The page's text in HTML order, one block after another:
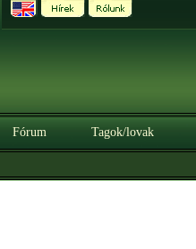
Fórum Tagok/lovak